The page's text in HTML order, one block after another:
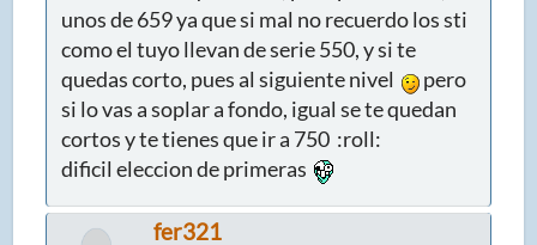
unos de 659 ya que si mal no recuerdo los sti
como el tuyo llevan de serie 550, y si te
quedas corto, pues al siguiente nivel
pero
si lo vas a soplar a fondo, igual se te quedan
cortos y te tienes que ir a 750 :roll:
dificil eleccion de primeras
fer321